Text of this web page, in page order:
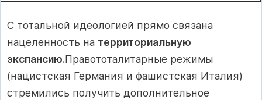
С тотальной идеологией прямо связана
нацеленность на территори­альную
экспансию.Правототалитарные режимы
(нацистская Германия и фашистская Италия)
стремились получить дополнительное